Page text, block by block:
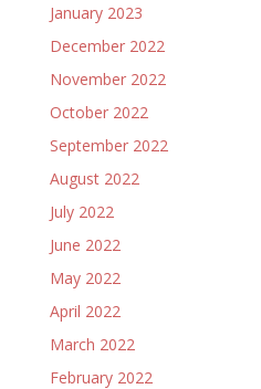
January 2023
December 2022
November 2022
October 2022
September 2022
August 2022
July 2022
June 2022
May 2022
April 2022
March 2022
February 2022